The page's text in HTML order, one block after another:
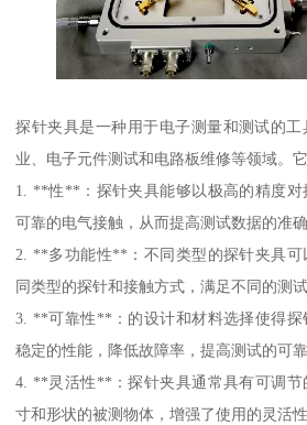
探针夹具是一种用于电子测量和测试的
业、电子元件测试和电路板维修等领域。
1. **性**：探针夹具能够以极高的精度对
可靠的电气接触，从而提高测试数据的准确
2. **多功能性**：不同类型的探针夹具可
同类型的探针和接触方式，满足不同的测试
3. **可靠性**：的设计和材料选择使得探
稳定的性能，降低故障率，提高测试的可靠
4. **灵活性**：探针夹具通常具有可调节
寸和形状的被测物体，增强了使用的灵活性